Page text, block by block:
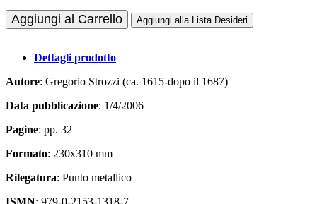
Aggiungi al Carrello Aggiungi alla Lista Desideri
Dettagli prodotto
Autore: Gregorio Strozzi (ca. 1615-dopo il 1687)
Data pubblicazione: 1/4/2006
Pagine: pp. 32
Formato: 230x310 mm
Rilegatura: Punto metallico
ISMN: 979-0-2153-1318-7